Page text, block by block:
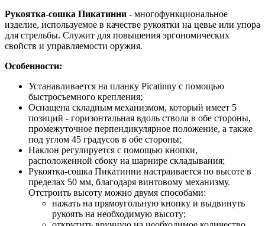
Рукоятка-сошка Пикатинни - многофункциональное
изделие, используемое в качестве рукоятки на цевье или упора
для стрельбы. Служит для повышения эргономических
свойств и управляемости оружия.
Особенности:
Устанавливается на планку Picatinny с помощью
быстросъемного крепления;
Оснащена складным механизмом, который имеет 5
позиций - горизонтальная вдоль ствола в обе стороны,
промежуточное перпендикулярное положение, а также
под углом 45 градусов в обе стороны;
Наклон регулируется с помощью кнопки,
расположенной сбоку на шарнире складывания;
Рукоятка-сошка Пикатинни настраивается по высоте в
пределах 50 мм, благодаря винтовому механизму.
Отстроить высоту можно двумя способами:
нажать на прямоугольную кнопку и выдвинуть
рукоять на необходимую высоту;